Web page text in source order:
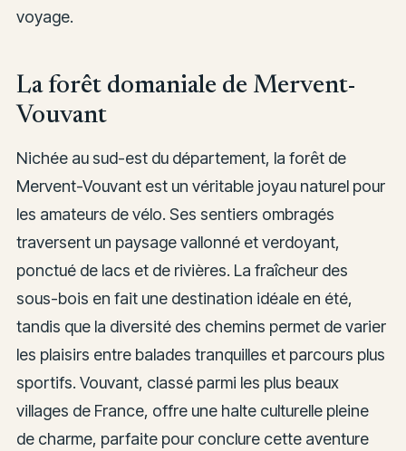
voyage.
La forêt domaniale de Mervent-
Vouvant
Nichée au sud-est du département, la forêt de
Mervent-Vouvant est un véritable joyau naturel pour
les amateurs de vélo. Ses sentiers ombragés
traversent un paysage vallonné et verdoyant,
ponctué de lacs et de rivières. La fraîcheur des
sous-bois en fait une destination idéale en été,
tandis que la diversité des chemins permet de varier
les plaisirs entre balades tranquilles et parcours plus
sportifs. Vouvant, classé parmi les plus beaux
villages de France, offre une halte culturelle pleine
de charme, parfaite pour conclure cette aventure